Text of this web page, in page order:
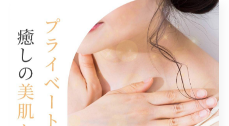
減って痛みも和らいだ」「冷やしながら施術することで
耐えやすかった」など、実践的なアドバイスも多く見ら
れます。痛みの感じ方は体質や肌状態によって異なりま
すが、実際の体験談を知ることで不安を軽減できる方も
多いです。
口コミをもとに、施術前にはしっかりと準備をし、痛み
が心配な場合は医療スタッフに相談することが安心して